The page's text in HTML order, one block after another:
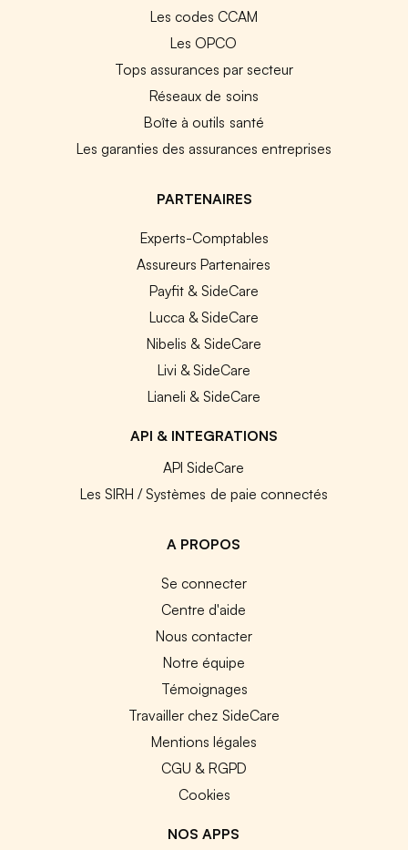
Les codes CCAM
Les OPCO
Tops assurances par secteur
Réseaux de soins
Boîte à outils santé
Les garanties des assurances entreprises
PARTENAIRES
Experts-Comptables
Assureurs Partenaires
Payfit & SideCare
Lucca & SideCare
Nibelis & SideCare
Livi & SideCare
Lianeli & SideCare
API & INTEGRATIONS
API SideCare
Les SIRH / Systèmes de paie connectés
A PROPOS
Se connecter
Centre d'aide
Nous contacter
Notre équipe
Témoignages
Travailler chez SideCare
Mentions légales
CGU & RGPD
Cookies
NOS APPS